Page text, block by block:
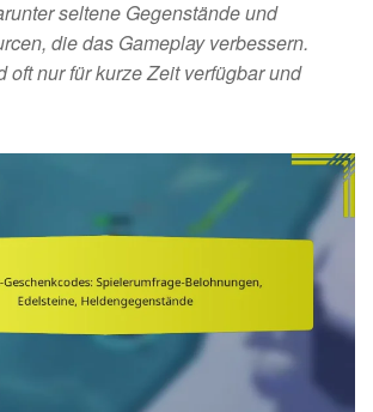
seltene Gegenstände und
die das Gameplay verbessern.
oft nur für kurze Zeit verfügbar und